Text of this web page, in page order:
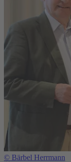
© Bärbel Herrmann